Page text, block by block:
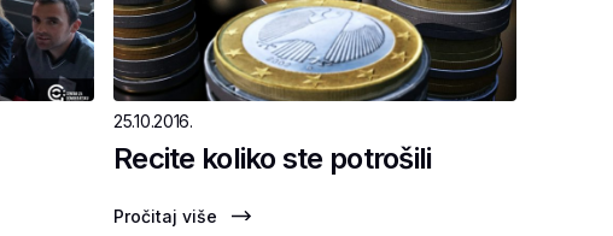
25.10.2016.
Recite koliko ste potrošili
Pročitaj više